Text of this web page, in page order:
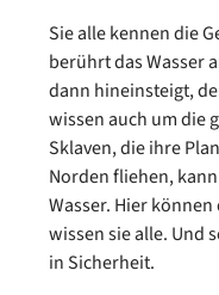
Sie alle kennen die
berührt das Wasser
dann hineinsteigt,
wissen auch um die
Sklaven, die ihre
Norden fliehen,
Wasser. Hier
wissen sie alle. Und
in Sicherheit.